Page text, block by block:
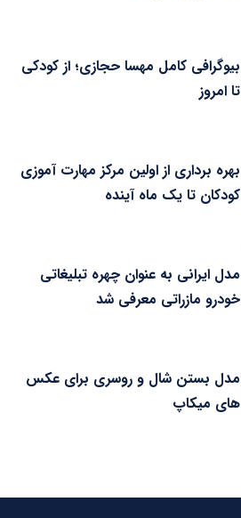
بیوگرافی کامل مهسا حجازی؛ از کودکی
تا امروز
بهره برداری از اولین مرکز مهارت آموزی
کودکان تا یک ماه آینده
مدل ایرانی به عنوان چهره تبلیغاتی
خودرو مازراتی معرفی شد
مدل بستن شال و روسری برای عکس
های میکاپ